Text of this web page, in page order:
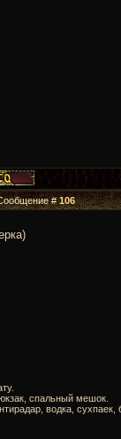
#106
спальный мешок.
водка, сухпаек,